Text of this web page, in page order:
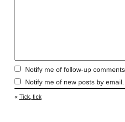
Notify me of follow-up
Notify me of new posts by email.
« Tick, tick